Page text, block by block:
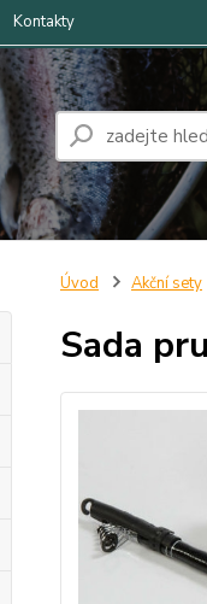
Kontakty
Úvod Akční sety
Sada